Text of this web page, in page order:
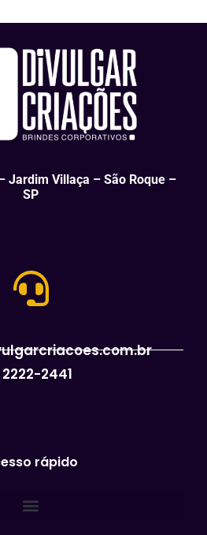
Jardim Villaça – São Roque –
SP
2222-2441
rápido